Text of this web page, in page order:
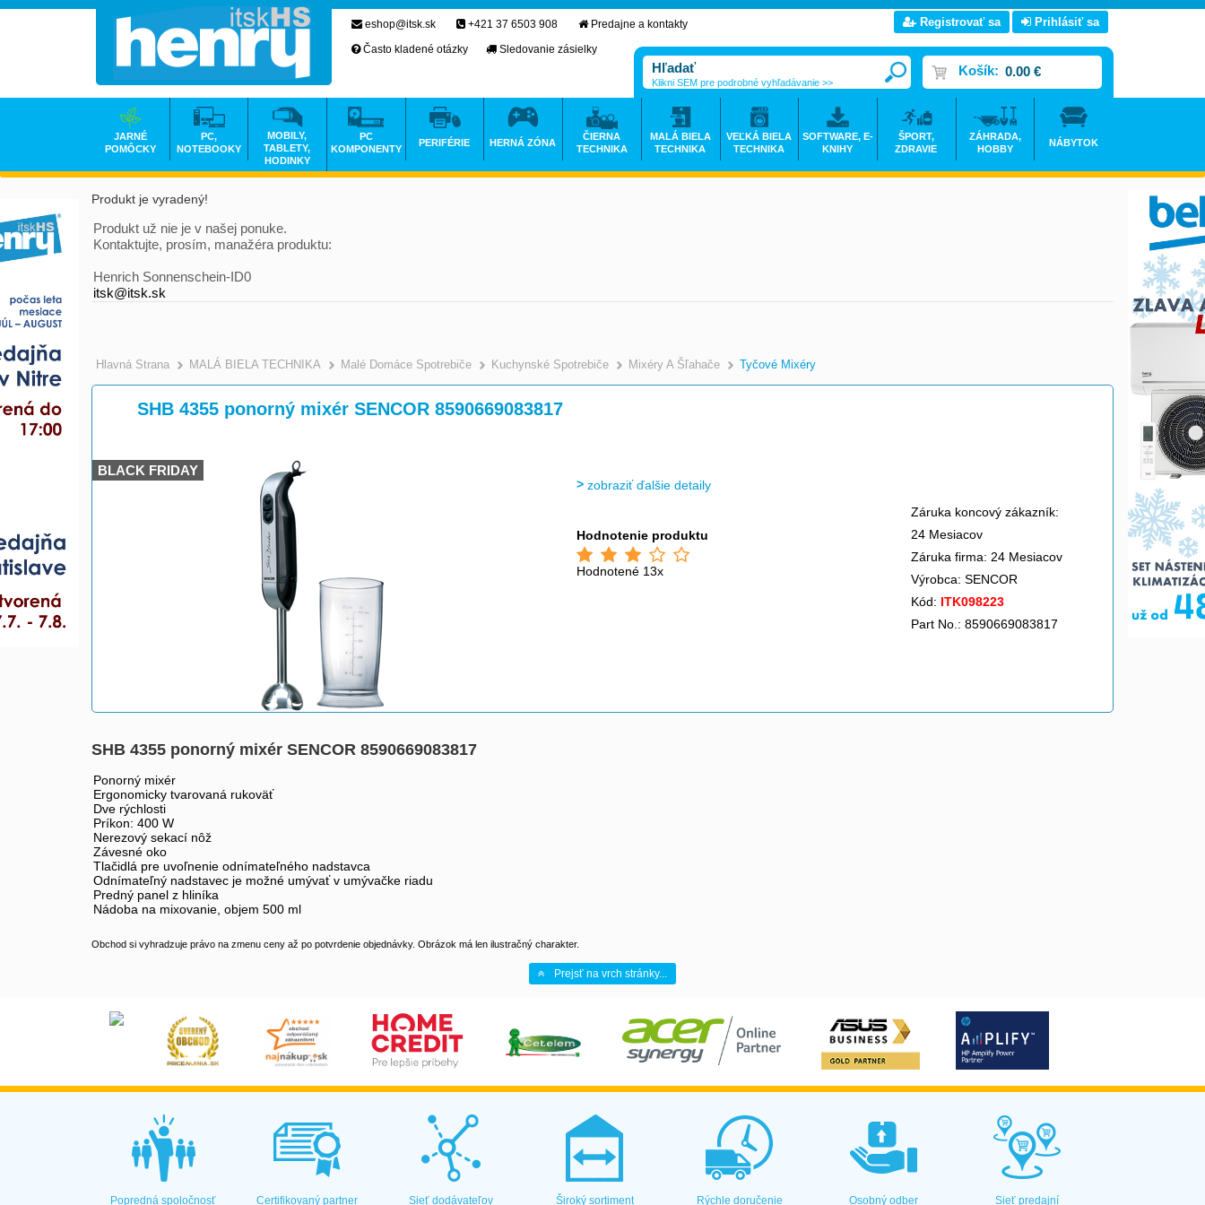
Produkt je vyradený!
Produkt už nie je v našej ponuke.
Kontaktujte, prosím, manažéra produktu:
Henrich Sonnenschein-ID0
itsk@itsk.sk
Hlavná Strana >
MALÁ BIELA TECHNIKA >
Malé Domáce Spotrebiče >
Kuchynské Spotrebiče >
Mixéry A Šľahače Tyčové Mixéry
SHB 4355 ponorný mixér SENCOR 8590669083817
BLACK FRIDAY
zobraziť ďalšie detaily
Hodnotenie produktu
Hodnotené 13x
Záruka koncový zákazník:
24 Mesiacov
Záruka firma: 24 Mesiacov
Výrobca: SENCOR
Kód: ITK098223
Part No.: 8590669083817
SHB 4355 ponorný mixér SENCOR 8590669083817
Ponorný mixér
Ergonomicky tvarovaná rukoväť
Dve rýchlosti
Príkon: 400 W
Nerezový sekací nôž
Závesné oko
Tlačidlá pre uvoľnenie odnímateľného nadstavca
Odnímateľný nadstavec je možné umývať v umývačke riadu
Predný panel z hliníka
Nádoba na mixovanie, objem 500 ml
Obchod si vyhradzuje právo na zmenu ceny až po potvrdenie objednávky. Obrázok má len ilustračný charakter.
Prejsť na vrch stránky...
eshop@itsk.sk +421 37 6503 908
Predajne a kontakty
Často kladené otázky
Sledovanie zásielky
Registrovať sa Prihlásiť sa
Košík: 0.00 €
Klikni SEM pre podrobné vyhľadávanie >>
JARNÉ
POMÔCKY
PC,
NOTEBOOKY
MOBILY,
TABLETY,
HODINKY
PC
KOMPONENTY
PERIFÉRIE HERNÁ ZÓNA
ČIERNA
TECHNIKA
MALÁ BIELA
TECHNIKA
VEĽKÁ BIELA
TECHNIKA
SOFTWARE, E-
KNIHY
ŠPORT,
ZDRAVIE
ZÁHRADA,
HOBBY
NÁBYTOK
Popredná spoločnosť Certifikovaný partner Sieť dodávateľov Široký sortiment Rýchle doručenie Osobný odber Sieť predajní